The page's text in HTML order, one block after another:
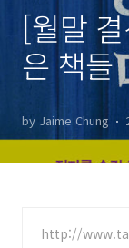
[월말
은 책들
by Jaime Chung
http://